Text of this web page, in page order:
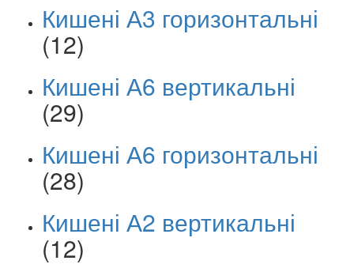
Кишені А3 горизонтальні
(12)
Кишені А6 вертикальні
(29)
Кишені А6 горизонтальні
(28)
Кишені А2 вертикальні
(12)